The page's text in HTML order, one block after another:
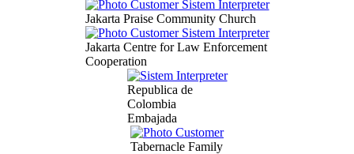
Jakarta Praise Community Church
Jakarta Centre for Law Enforcement
Cooperation
Republica de
Colombia
Embajada
Tabernacle Family